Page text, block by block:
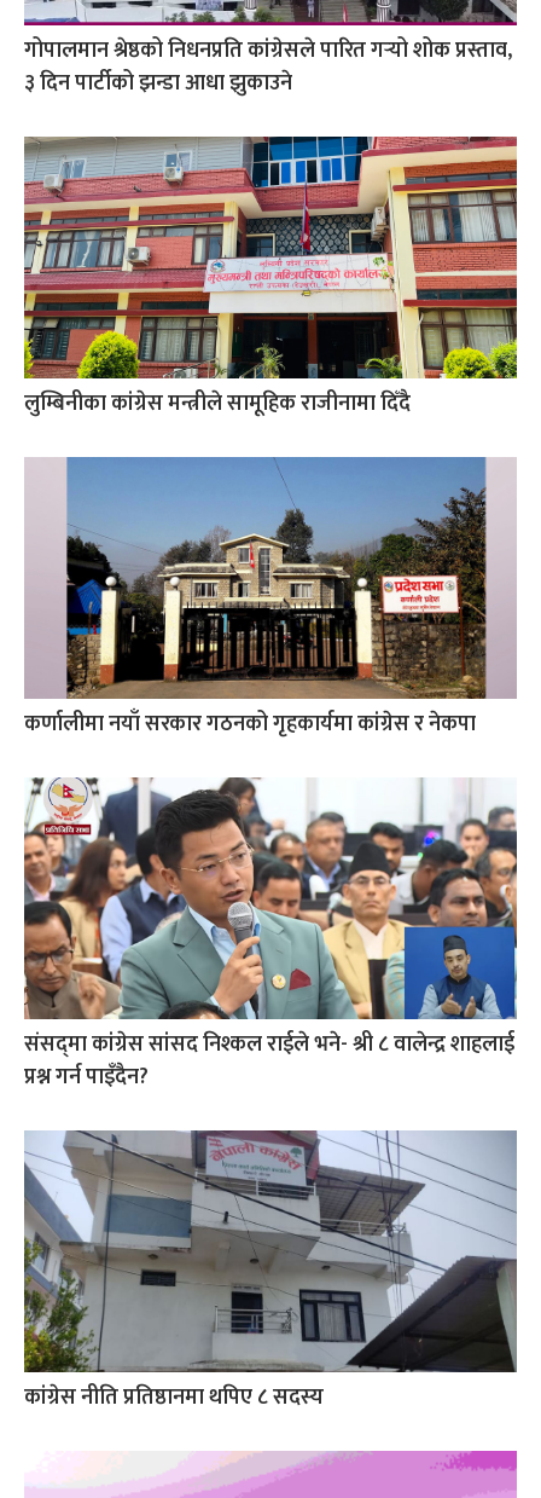
गोपालमान श्रेष्ठको निधनप्रति कांग्रेसले पारित गर्‍यो शोक प्रस्ताव,
३ दिन पार्टीको झन्डा आधा झुकाउने
लुम्बिनीका कांग्रेस मन्त्रीले सामूहिक राजीनामा दिँदै
कर्णालीमा नयाँ सरकार गठनको गृहकार्यमा कांग्रेस र नेकपा
संसद्‍मा कांग्रेस सांसद निश्कल राईले भने- श्री ८ वालेन्द्र शाहलाई
प्रश्न गर्न पाइँदैन?
कांग्रेस नीति प्रतिष्ठानमा थपिए ८ सदस्य